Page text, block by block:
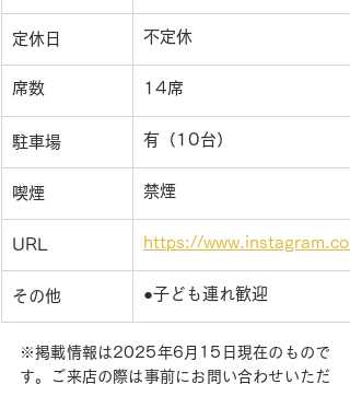
定休日 不定休
席数 14席
駐車場 有（10台）
喫煙 禁煙
URL https://
その他 ●子ども連れ歓迎
※掲載情報は2025年6月15日現在のもので
す。ご来店の際は事前にお問い合わせいただ